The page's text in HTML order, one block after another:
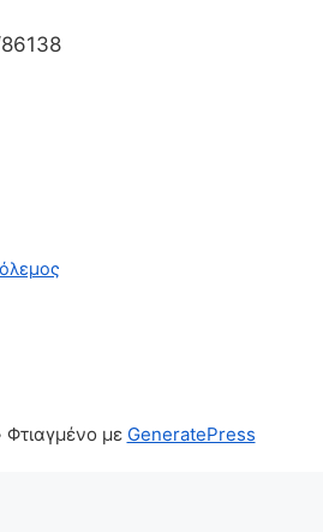
Φτιαγμένο με GeneratePress